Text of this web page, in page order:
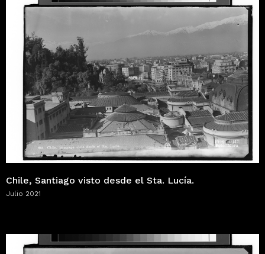
Chile, Santiago visto desde el Sta. Lucía.
Julio 2021